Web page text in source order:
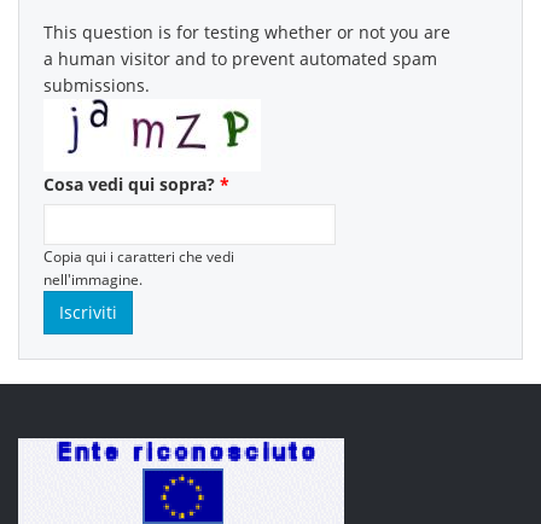
This question is for testing whether or not you are
a human visitor and to prevent automated spam
submissions.
Cosa vedi qui sopra? *
Copia qui i caratteri che vedi
nell'immagine.